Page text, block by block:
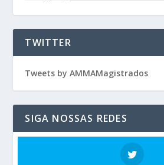
TWITTER
Tweets by AMMAMagistrados
SIGA NOSSAS REDES